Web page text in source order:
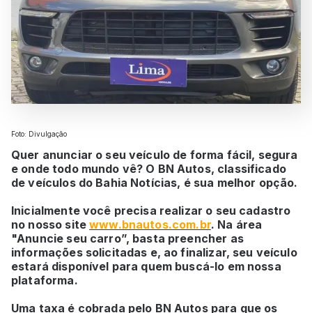
Foto: Divulgação
Quer anunciar o seu veículo de forma fácil, segura
e onde todo mundo vê? O BN Autos, classificado
de veículos do Bahia Notícias, é sua melhor opção.
Inicialmente você precisa realizar o seu cadastro
no nosso sitewww.bnautos.com.br. Na área
"Anuncie seu carro”, basta preencher as
informações solicitadas e, ao finalizar, seu veículo
estará disponível para quem buscá-lo em nossa
plataforma.
Uma taxa é cobrada pelo BN Autos para que os